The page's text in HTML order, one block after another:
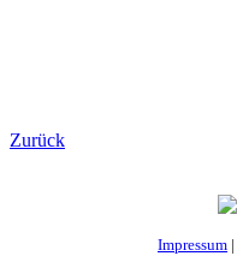
Zurück
Impressum |